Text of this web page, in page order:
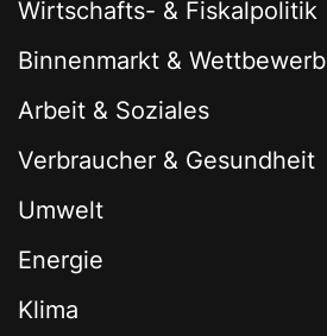
Wirtschafts- & Fiskalpolitik
Binnenmarkt & Wettbewerb
Arbeit & Soziales
Verbraucher & Gesundheit
Umwelt
Energie
Klima